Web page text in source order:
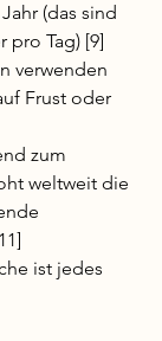
(das sind
pro Tag) [9]
verwenden
Frust oder
zum
weltweit die
ist jedes